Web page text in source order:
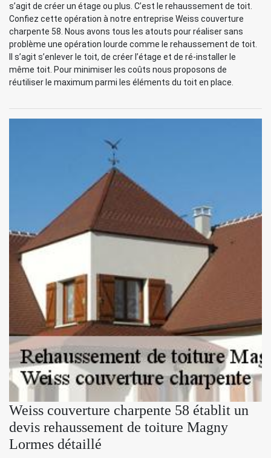
s’agit de créer un étage ou plus. C’est le rehaussement de toit.
Confiez cette opération à notre entreprise Weiss couverture
charpente 58. Nous avons tous les atouts pour réaliser sans
problème une opération lourde comme le rehaussement de toit.
Il s’agit s’enlever le toit, de créer l’étage et de ré-installer le
même toit. Pour minimiser les coûts nous proposons de
réutiliser le maximum parmi les éléments du toit en place.
Weiss couverture charpente 58 établit un
devis rehaussement de toiture Magny
Lormes détaillé